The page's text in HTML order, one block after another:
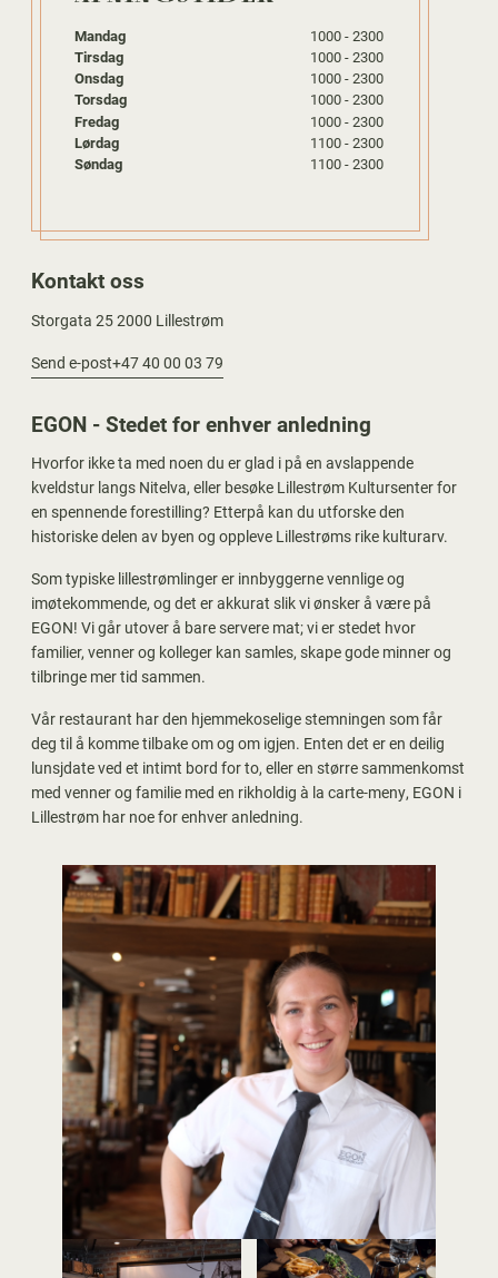
Mandag
1000 - 2300
Tirsdag
1000 - 2300
Onsdag
1000 - 2300
Torsdag
1000 - 2300
Fredag
1000 - 2300
Lørdag
1100 - 2300
Søndag
1100 - 2300
Kontakt oss
Storgata 25 2000 Lillestrøm
Send e-post+47 40 00 03 79
EGON - Stedet for enhver anledning
Hvorfor ikke ta med noen du er glad i på en avslappende
kveldstur langs Nitelva, eller besøke Lillestrøm Kultursenter for
en spennende forestilling? Etterpå kan du utforske den
historiske delen av byen og oppleve Lillestrøms rike kulturarv.
Som typiske lillestrømlinger er innbyggerne vennlige og
imøtekommende, og det er akkurat slik vi ønsker å være på
EGON! Vi går utover å bare servere mat; vi er stedet hvor
familier, venner og kolleger kan samles, skape gode minner og
tilbringe mer tid sammen.
Vår restaurant har den hjemmekoselige stemningen som får
deg til å komme tilbake om og om igjen. Enten det er en deilig
lunsjdate ved et intimt bord for to, eller en større sammenkomst
med venner og familie med en rikholdig à la carte-meny, EGON i
Lillestrøm har noe for enhver anledning.